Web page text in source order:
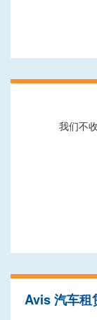
我们不
Avis 汽车租